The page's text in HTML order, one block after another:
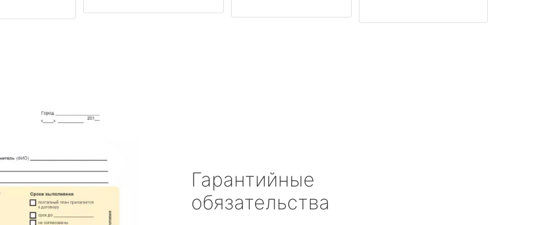
Гарантийные
обязательства